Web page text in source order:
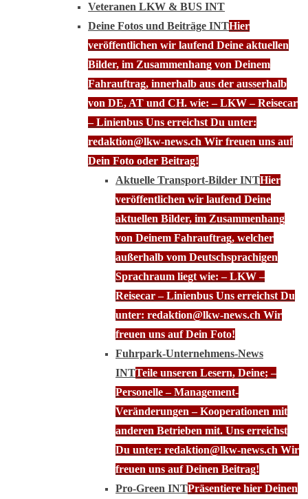
Veteranen LKW & BUS INT
Deine Fotos und Beiträge INTHier
veröffentlichen wir laufend Deine aktuellen
Bilder, im Zusammenhang von Deinem
Fahrauftrag, innerhalb aus der ausserhalb
von DE, AT und CH. wie: – LKW – Reisecar
– Linienbus Uns erreichst Du unter:
redaktion@lkw-news.ch Wir freuen uns auf
Dein Foto oder Beitrag!
Aktuelle Transport-Bilder INTHier
veröffentlichen wir laufend Deine
aktuellen Bilder, im Zusammenhang
von Deinem Fahrauftrag, welcher
außerhalb vom Deutschsprachigen
Sprachraum liegt wie: – LKW –
Reisecar – Linienbus Uns erreichst Du
unter: redaktion@lkw-news.ch Wir
freuen uns auf Dein Foto!
Fuhrpark-Unternehmens-News
INTTeile unseren Lesern, Deine; –
Personelle – Management-
Veränderungen – Kooperationen mit
anderen Betrieben mit. Uns erreichst
Du unter: redaktion@lkw-news.ch Wir
freuen uns auf Deinen Beitrag!
Pro-Green INTPräsentiere hier Deinen